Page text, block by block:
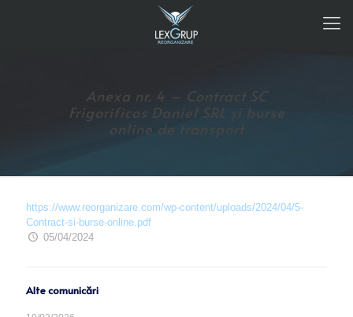
Anexa nr. 4 – Contract SC
Frigorificos Daniel SRL și burse
online de transport
https://www.reorganizare.com/wp-content/uploads/2024/04/5-
Contract-si-burse-online.pdf
05/04/2024
Alte comunicări